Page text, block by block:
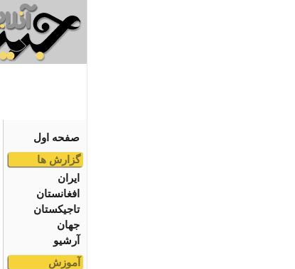
صفحه اول
گزارش ها
ایران
افغانستان
تاجیکستان
جهان
آرشیو
آموزش